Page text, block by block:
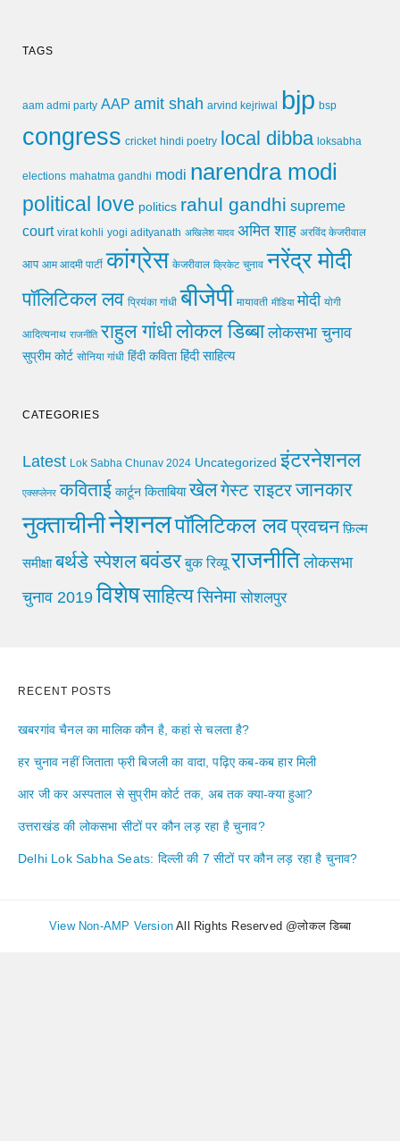
TAGS
aam admi party AAP amit shah arvind kejriwal bjp bsp
congress cricket hindi poetry local dibba loksabha
elections mahatma gandhi modi narendra modi
political love politics rahul gandhi supreme
court virat kohli yogi adityanath अखिलेश यादव अमित शाह अरविंद केजरीवाल
आप आम आदमी पार्टी कांग्रेस केजरीवाल क्रिकेट चुनाव नरेंद्र मोदी
पॉलिटिकल लव प्रियंका गांधी बीजेपी मायावती मीडिया मोदी योगी
आदित्यनाथ राजनीति राहुल गांधीलोकल डिब्बा लोकसभा चुनाव
सुप्रीम कोर्ट सोनिया गांधी हिंदी कविता हिंदी साहित्य
CATEGORIES
Latest Lok Sabha Chunav 2024 Uncategorized इंटरनेशनल
एक्सप्लेनर कविताई कार्टून किताबिया खेलगेस्ट राइटरजानकार
नुक्ताचीनीनेशनलपॉलिटिकल लवप्रवचन फ़िल्म
समीक्षा बर्थडे स्पेशलबवंडर बुक रिव्यू राजनीति लोकसभा
चुनाव 2019 विशेषसाहित्यसिनेमा सोशलपुर
RECENT POSTS
खबरगांव चैनल का मालिक कौन है, कहां से चलता है?
हर चुनाव नहीं जिताता फ्री बिजली का वादा, पढ़िए कब-कब हार मिली
आर जी कर अस्पताल से सुप्रीम कोर्ट तक, अब तक क्या-क्या हुआ?
उत्तराखंड की लोकसभा सीटों पर कौन लड़ रहा है चुनाव?
Delhi Lok Sabha Seats: दिल्ली की 7 सीटों पर कौन लड़ रहा है चुनाव?
View Non-AMP Version All Rights Reserved @लोकल डिब्बा